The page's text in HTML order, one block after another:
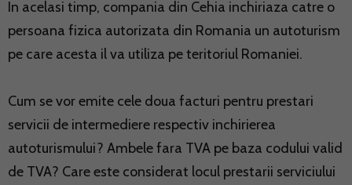
In acelasi timp, compania din Cehia inchiriaza catre o
persoana fizica autorizata din Romania un autoturism
pe care acesta il va utiliza pe teritoriul Romaniei.
Cum se vor emite cele doua facturi pentru prestari
servicii de intermediere respectiv inchirierea
autoturismului? Ambele fara TVA pe baza codului valid
de TVA? Care este considerat locul prestarii serviciului